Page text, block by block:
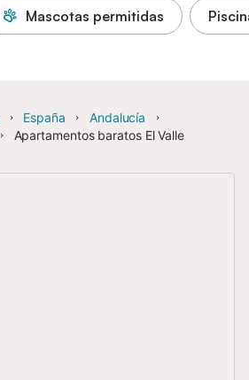
Mascotas permitidas
España
Andalucía
Apartamentos baratos El Valle